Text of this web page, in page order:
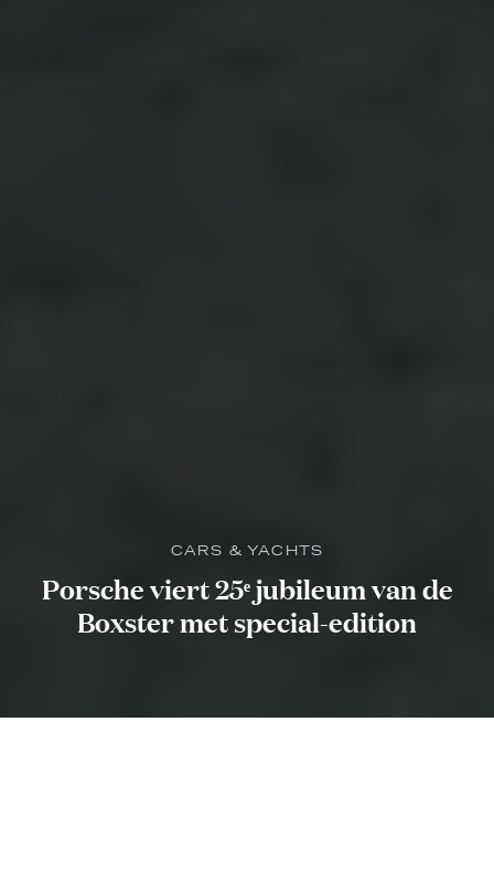
CARS & YACHTS
Porsche viert 25ᵉ jubileum van de
Boxster met special-edition